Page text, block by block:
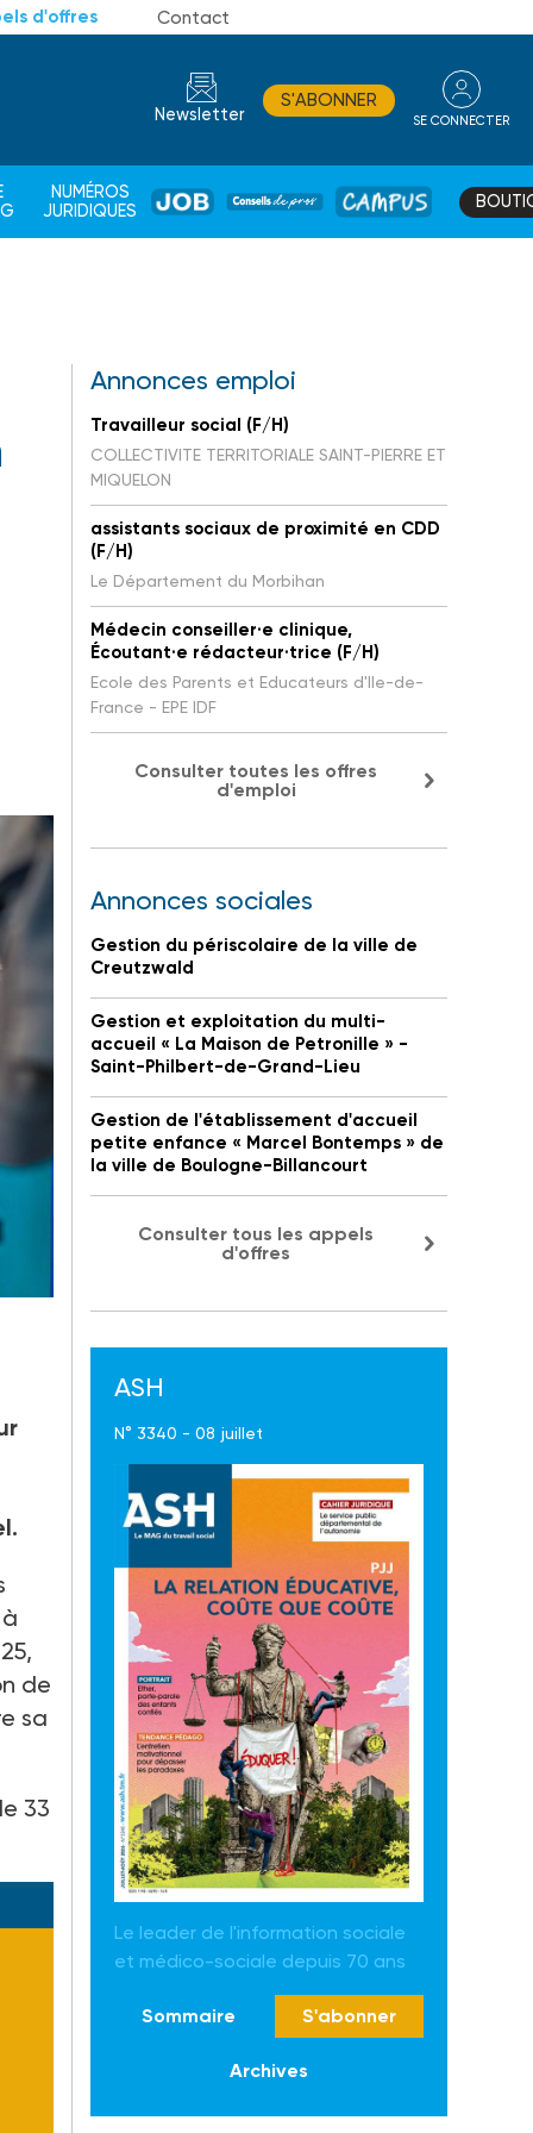
d'offres Contact
Newsletter
S'ABONNER
SE CONNECTER
NUMÉROS
JURIDIQUES
JOB
DE
CAMPUS
de
sa
33
Annonces emploi
Travailleur social (F/H)
COLLECTIVITE TERRITORIALE SAINT-PIERRE ET
MIQUELON
assistants sociaux de proximité en CDD
(F/H)
Le Département du Morbihan
Médecin conseiller·e clinique,
Écoutant·e rédacteur·trice (F/H)
Ecole des Parents et Educateurs d'Ile-de-
France - EPE IDF
Consulter toutes les offres
d'emploi
Annonces sociales
Gestion du périscolaire de la ville de
Creutzwald
Gestion et exploitation du multi-
accueil « La Maison de Petronille » -
Saint-Philbert-de-Grand-Lieu
Gestion de l'établissement d'accueil
petite enfance « Marcel Bontemps » de
la ville de Boulogne-Billancourt
Consulter tous les appels
d'offres
ASH
N° 3340 - 08 juillet
Le leader de l'information sociale
et médico-sociale depuis 70 ans
Sommaire S'abonner
Archives